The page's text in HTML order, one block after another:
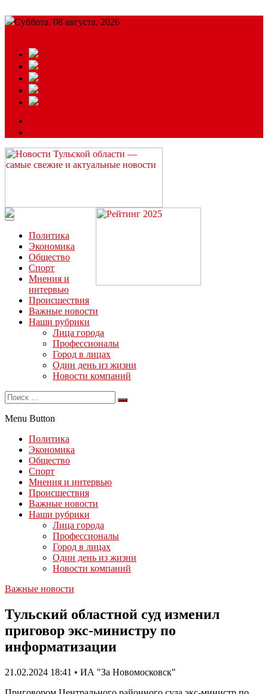
Суббота, 08 августа, 2026
Читайте последние новости дня в Тульской области на сайте
“ЗаНовомосковск”
Политика
Экономика
Общество
Спорт
Мнения и
интервью
Происшествия
Важные новости
Наши рубрики
Лица города
Профессионалы
Город в лицах
Один день из жизни
Новости компаний
Menu Button
Политика
Экономика
Общество
Спорт
Мнения и интервью
Происшествия
Важные новости
Наши рубрики
Лица города
Профессионалы
Город в лицах
Один день из жизни
Новости компаний
Важные новости
Тульский областной суд изменил
приговор экс-министру по
информатизации
21.02.2024 18:41 • ИА "За Новомосковск"